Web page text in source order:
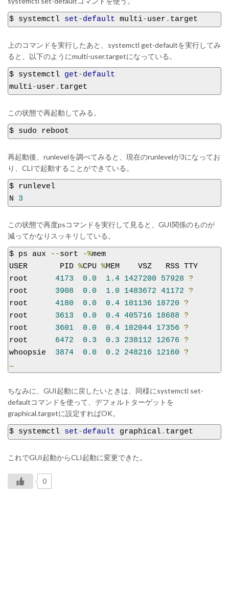
$ systemctl set-default multi-user . target
上のコマンドを実行したあと、systemctl get-defaultを実行してみ
ると、以下のようにmulti-user.targetになっている。
$ systemctl get-default
multi-user . target
この状態で再起動してみる。
$ sudo reboot
再起動後、runlevelを調べてみると、現在のrunlevelが3になってお
り、CLIで起動することができている。
$ runlevel
N 3
この状態で再度psコマンドを実行して見ると、GUI関係のものが
減ってかなりスッキリしている。
$ ps aux --sort -%mem
USER       PID %CPU %MEM    VSZ   RSS TTY
root 4173 0.0 1.4 1427200 57928 ?
root 3908 0.0 1.0 1483672 41172 ?
root 4180 0.0 0.4 101136 18720 ?
root 3613 0.0 0.4 405716 18688 ?
root 3601 0.0 0.4 102044 17356 ?
root 6472 0.3 0.3 238112 12676 ?
whoopsie 3874 0.0 0.2 248216 12160 ?
…
ちなみに、GUI起動に戻したいときは、同様にsystemctl set-
defaultコマンドを使って、デフォルトターゲットを
graphical.targetに設定すればOK。
$ systemctl set-default graphical. target
これでGUI起動からCLI起動に変更できた。
0